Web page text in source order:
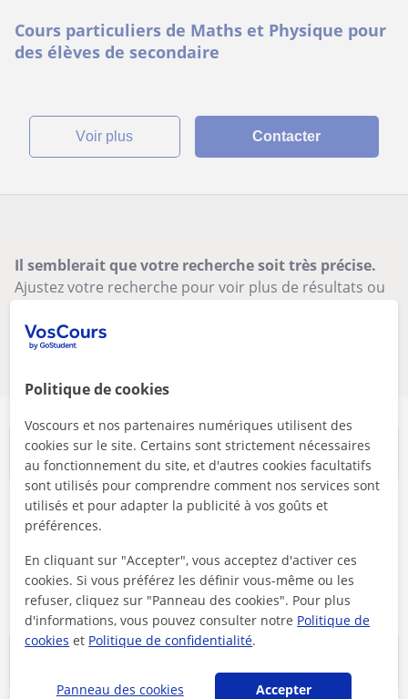
Cours particuliers de Maths et Physique pour
des élèves de secondaire
voir plus Contacter
Il semblerait que votre recherche soit très précise.
Ajustez votre recherche pour voir plus de résultats ou
nouveaux professeurs seront disponibles.
Villes populaires
Cours particuliers à City
Cours particuliers à
Cours particuliers à
Sint-Agatha-Berchem
Cours particuliers à
Wemmel
Politique de cookies
Voscours et nos partenaires numériques utilisent des
cookies sur le site. Certains sont strictement nécessaires
au fonctionnement du site, et d'autres cookies facultatifs
sont utilisés pour comprendre comment nos services sont
utilisés et pour adapter la publicité à vos goûts et
préférences.
En cliquant sur "Accepter", vous acceptez d'activer ces
cookies. Si vous préférez les définir vous-même ou les
refuser, cliquez sur "Panneau des cookies". Pour plus
d'informations, vous pouvez consulter notre Politique de
cookies et Politique de confidentialité.
Panneau des cookies Accepter